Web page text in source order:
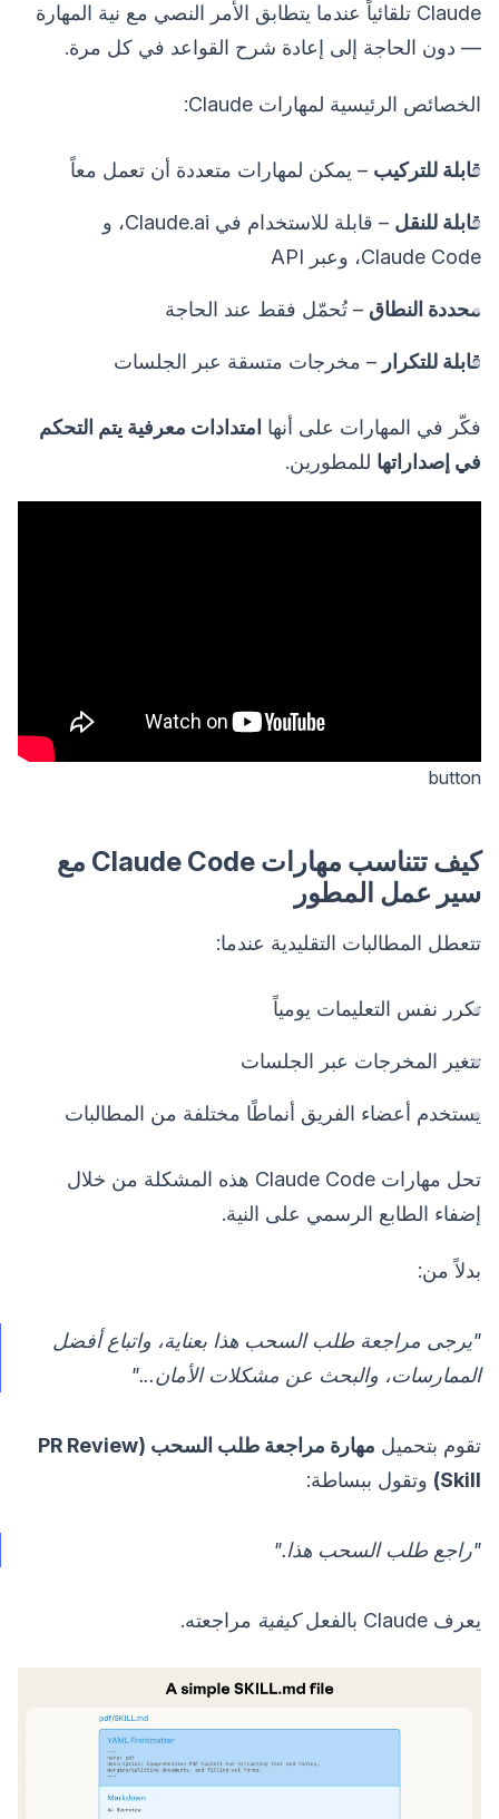
Claude تلقائياً عندما يتطابق الأمر النصي مع نية المهارة
— دون الحاجة إلى إعادة شرح القواعد في كل مرة.
الخصائص الرئيسية لمهارات Claude:
قابلة للتركيب – يمكن لمهارات متعددة أن تعمل معاً
قابلة للنقل
– قابلة للاستخدام في Claude.ai، و
Claude Code، وعبر API
محددة النطاق – تُحمّل فقط عند الحاجة
قابلة للتكرار – مخرجات متسقة عبر الجلسات
فكّر في المهارات على أنها امتدادات معرفية يتم التحكم
في إصداراتها للمطورين.
button
كيف تتناسب مهارات Claude Code مع
سير عمل المطور
تتعطل المطالبات التقليدية عندما:
تكرر نفس التعليمات يومياً
تتغير المخرجات عبر الجلسات
يستخدم أعضاء الفريق أنماطًا مختلفة من المطالبات
تحل مهارات Claude Code هذه المشكلة من خلال
إضفاء الطابع الرسمي على النية.
بدلاً من:
"يرجى مراجعة طلب السحب هذا بعناية، واتباع أفضل
الممارسات، والبحث عن مشكلات الأمان..."
تقوم بتحميل
مهارة مراجعة طلب السحب (PR Review
Skill)
وتقول ببساطة:
"راجع طلب السحب هذا."
يعرف Claude بالفعل كيفية مراجعته.